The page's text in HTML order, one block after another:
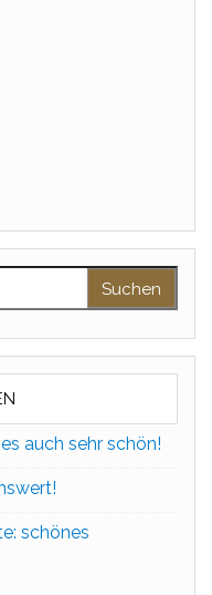
auch sehr schön!
schönes